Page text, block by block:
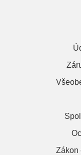
Zákon